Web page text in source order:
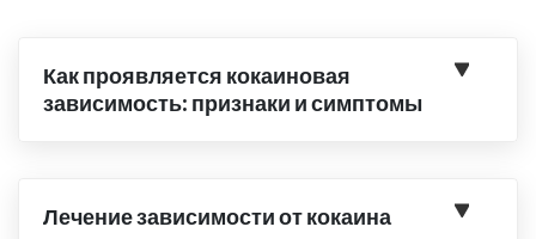
Как проявляется кокаиновая
зависимость: признаки и симптомы
Лечение зависимости от кокаина